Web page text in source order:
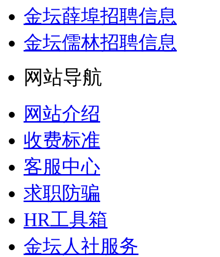
金坛薛埠招聘信息
金坛儒林招聘信息
网站导航
网站介绍
收费标准
客服中心
求职防骗
HR工具箱
金坛人社服务